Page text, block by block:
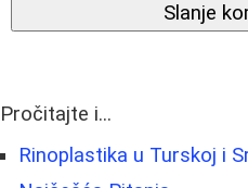
Slanje
Pročitajte i...
Rinoplastika u Turskoj i